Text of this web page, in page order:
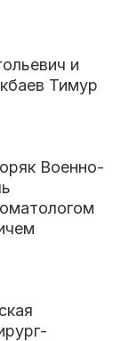
и
Тимур
Военно-